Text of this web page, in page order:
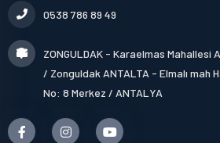
0538 786 89 49
ZONGULDAK - Karaelmas Mahallesi
/ Zonguldak ANTALTA - Elmalı mah
No: 8 Merkez / ANTALYA